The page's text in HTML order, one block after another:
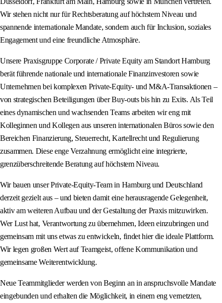
Wir stehen nicht nur für Rechtsberatung auf höchstem Niveau und
spannende internationale Mandate, sondern auch für Inclusion, soziales
Engagement und eine freundliche Atmosphäre.
Unsere Praxisgruppe Corporate / Private Equity am Standort Hamburg
berät führende nationale und internationale Finanzinvestoren sowie
Unternehmen bei komplexen Private-Equity- und M&A-Transaktionen –
von strategischen Beteiligungen über Buy-outs bis hin zu Exits. Als Teil
eines dynamischen und wachsenden Teams arbeiten wir eng mit
Kolleginnen und Kollegen aus unseren internationalen Büros sowie den
Bereichen Finanzierung, Steuerrecht, Kartellrecht und Regulierung
zusammen. Diese enge Verzahnung ermöglicht eine integrierte,
grenzüberschreitende Beratung auf höchstem Niveau.
Wir bauen unser Private-Equity-Team in Hamburg und Deutschland
derzeit gezielt aus – und bieten damit eine herausragende Gelegenheit,
aktiv am weiteren Aufbau und der Gestaltung der Praxis mitzuwirken.
Wer Lust hat, Verantwortung zu übernehmen, Ideen einzubringen und
gemeinsam mit uns etwas zu entwickeln, findet hier die ideale Plattform.
Wir legen großen Wert auf Teamgeist, offene Kommunikation und
gemeinsame Weiterentwicklung.
Neue Teammitglieder werden von Beginn an in anspruchsvolle Mandate
eingebunden und erhalten die Möglichkeit, in einem eng vernetzten,